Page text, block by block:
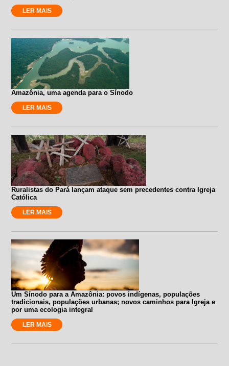
LER MAIS
Amazônia, uma agenda para o Sínodo
LER MAIS
Ruralistas do Pará lançam ataque sem precedentes contra Igreja
Católica
LER MAIS
Um Sínodo para a Amazônia: povos indígenas, populações
tradicionais, populações urbanas; novos caminhos para Igreja e
por uma ecologia integral
LER MAIS